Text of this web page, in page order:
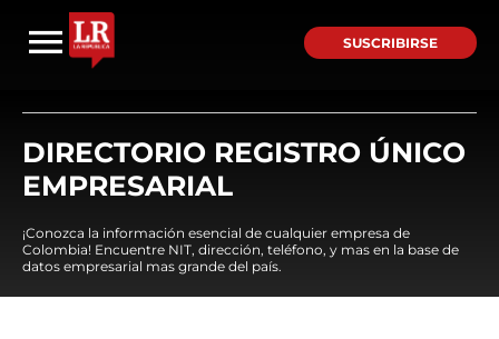
SUSCRIBIRSE
DIRECTORIO REGISTRO ÚNICO
EMPRESARIAL
¡Conozca la información esencial de cualquier empresa de
Colombia! Encuentre NIT, dirección, teléfono, y mas en la base de
datos empresarial mas grande del país.